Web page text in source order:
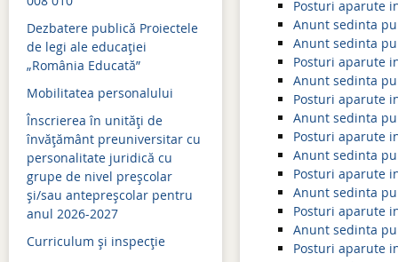
Admitere 2020
Bacalaureat 2020
Simulări examene
Evaluare naţională 2020
Evaluare naţională 2019
Admitere 2019
Bacalaureat 2019
Dezbatere publică Proiectele
de legi ale educației
„România Educată”
Mobilitatea personalului
Înscrierea în unități de
învățământ preuniversitar cu
personalitate juridică cu
grupe de nivel preșcolar
și/sau antepreșcolar pentru
anul 2026-2027
Curriculum şi inspecţie
Posturi aparute
Anunt sedinta
Anunt sedinta
Posturi aparute
Anunt sedinta
Posturi aparute
Anunt sedinta
Posturi aparute
Anunt sedinta
Posturi aparute
Anunt sedinta
Posturi aparute
Anunt sedinta
Posturi aparute